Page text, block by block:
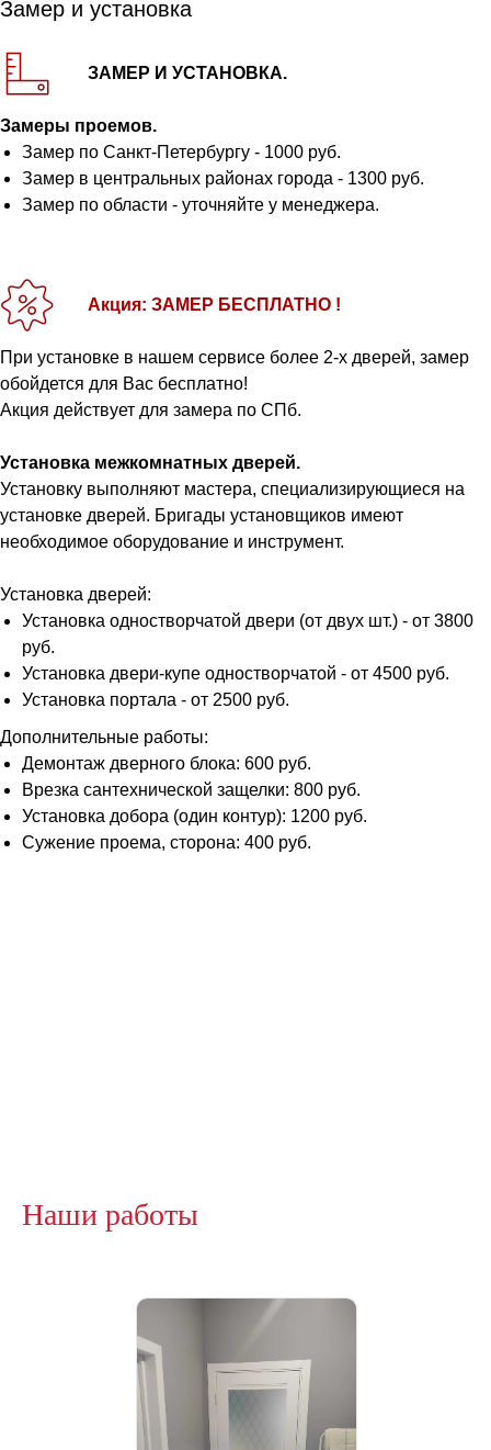
Замер и установка
ЗАМЕР И УСТАНОВКА.
Замеры проемов.
Замер по Санкт-Петербургу - 1000 руб.
Замер в центральных районах города - 1300 руб.
Замер по области - уточняйте у менеджера.
Акция: ЗАМЕР БЕСПЛАТНО !
При установке в нашем сервисе более 2-х дверей, замер
обойдется для Вас бесплатно!
Акция действует для замера по СПб.
Установка межкомнатных дверей.
Установку выполняют мастера, специализирующиеся на
установке дверей. Бригады установщиков имеют
необходимое оборудование и инструмент.
Установка дверей:
Установка одностворчатой двери (от двух шт.) - от 3800
руб.
Установка двери-купе одностворчатой - от 4500 руб.
Установка портала - от 2500 руб.
Дополнительные работы:
Демонтаж дверного блока: 600 руб.
Врезка сантехнической защелки: 800 руб.
Установка добора (один контур): 1200 руб.
Сужение проема, сторона: 400 руб.
Наши работы